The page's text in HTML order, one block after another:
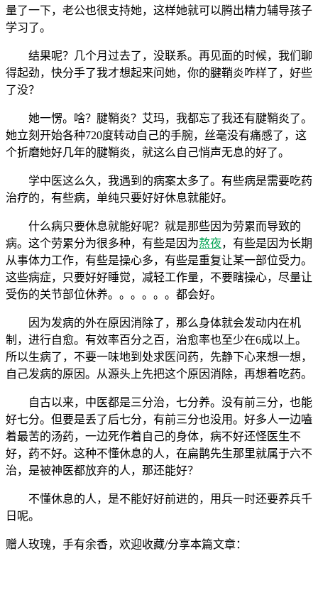
量了一下，老公也很支持她，这样她就可以腾出精力辅导孩子
学习了。
结果呢？几个月过去了，没联系。再见面的时候，我们聊
得起劲，快分手了我才想起来问她，你的腱鞘炎咋样了，好些
了没？
她一愣。啥？腱鞘炎？艾玛，我都忘了我还有腱鞘炎了。
她立刻开始各种720度转动自己的手腕，丝毫没有痛感了，这
个折磨她好几年的腱鞘炎，就这么自己悄声无息的好了。
学中医这么久，我遇到的病案太多了。有些病是需要吃药
治疗的，有些病，单纯只要好好休息就能好。
什么病只要休息就能好呢？就是那些因为劳累而导致的
病。这个劳累分为很多种，有些是因为熬夜，有些是因为长期
从事体力工作，有些是操心多，有些是重复让某一部位受力。
这些病症，只要好好睡觉，减轻工作量，不要瞎操心，尽量让
受伤的关节部位休养。。。。。。都会好。
因为发病的外在原因消除了，那么身体就会发动内在机
制，进行自愈。有效率百分之百，治愈率也至少在6成以上。
所以生病了，不要一味地到处求医问药，先静下心来想一想，
自己发病的原因。从源头上先把这个原因消除，再想着吃药。
自古以来，中医都是三分治，七分养。没有前三分，也能
好七分。但要是丢了后七分，有前三分也没用。好多人一边嗑
着最苦的汤药，一边死作着自己的身体，病不好还怪医生不
好，药不好。这种不懂休息的人，在扁鹊先生那里就属于六不
治，是被神医都放弃的人，那还能好？
不懂休息的人，是不能好好前进的，用兵一时还要养兵千
日呢。
赠人玫瑰，手有余香，欢迎收藏/分享本篇文章：